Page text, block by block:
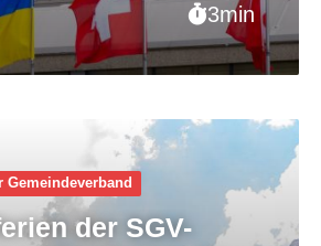
3min
Gemeinde­verband
der SGV-